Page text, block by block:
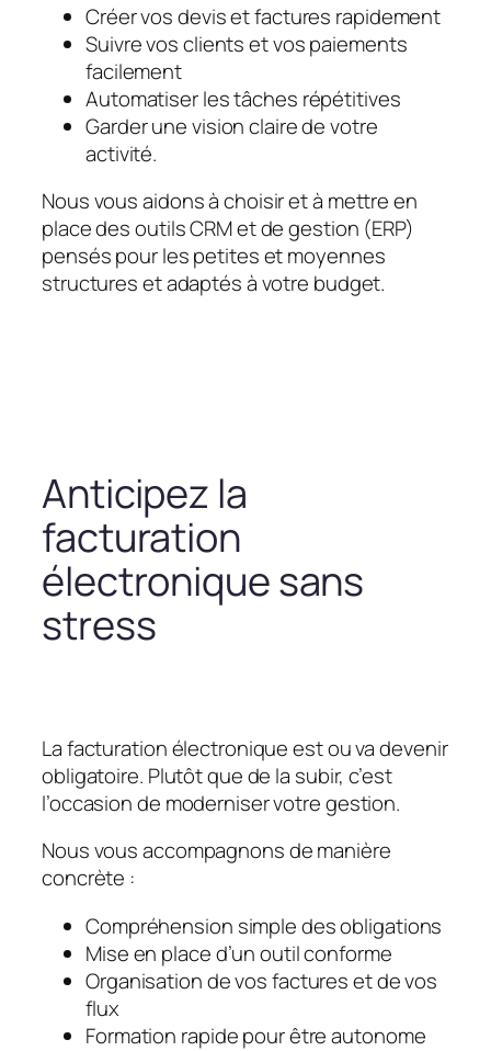
Créer vos devis et factures rapidement
Suivre vos clients et vos paiements
facilement
Automatiser les tâches répétitives
Garder une vision claire de votre
activité.
Nous vous aidons à choisir et à mettre en
place des outils CRM et de gestion (ERP)
pensés pour les petites et moyennes
structures et adaptés à votre budget.
Anticipez la
facturation
électronique sans
stress
La facturation électronique est ou va devenir
obligatoire. Plutôt que de la subir, c’est
l’occasion de moderniser votre gestion.
Nous vous accompagnons de manière
concrète :
Compréhension simple des obligations
Mise en place d’un outil conforme
Organisation de vos factures et de vos
flux
Formation rapide pour être autonome